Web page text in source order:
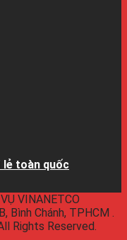
lẻ toàn quốc
VINANETCO
Bình Chánh, TPHCM .
Rights Reserved.